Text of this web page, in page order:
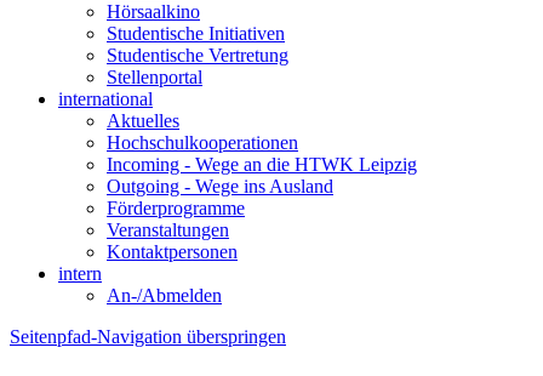
Hörsaalkino
Studentische Initiativen
Studentische Vertretung
Stellenportal
international
Aktuelles
Hochschulkooperationen
Incoming - Wege an die HTWK Leipzig
Outgoing - Wege ins Ausland
Förderprogramme
Veranstaltungen
Kontaktpersonen
intern
An-/Abmelden
Seitenpfad-Navigation überspringen